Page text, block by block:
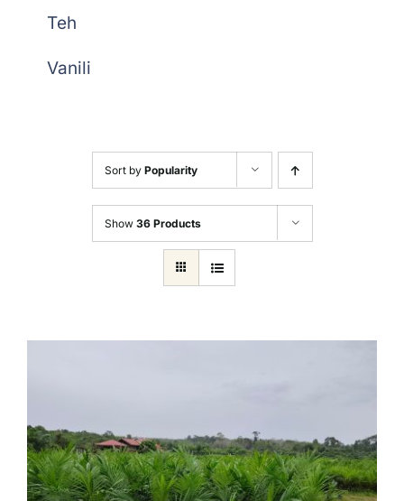
Teh
Vanili
Sort by Popularity
Show 36 Products